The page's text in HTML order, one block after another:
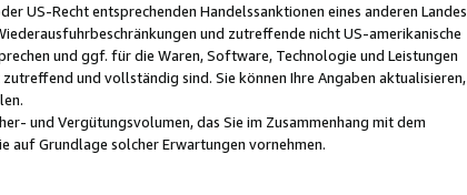
US-Recht entsprechenden Handelssanktionen eines anderen Landes
und zutreffende nicht US-amerikanische
und ggf. für die Waren, Software, Technologie und Leistungen
und vollständig sind. Sie können Ihre Angaben aktualisieren,
und Vergütungsvolumen, das Sie im Zusammenhang mit dem
auf Grundlage solcher Erwartungen vornehmen.